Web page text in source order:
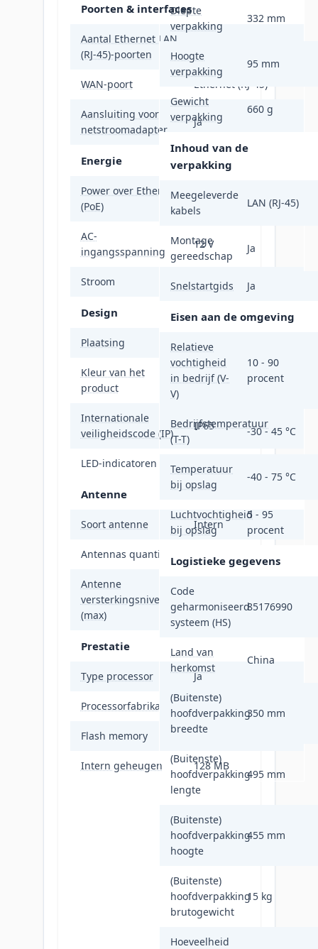
Poorten & interfaces
Aantal Ethernet LAN
(RJ-45)-poorten
WAN-poort Ethernet (RJ-45)
Aansluiting voor
netstroomadapter
Ja
Energie
Power over Ethernet
(PoE)
Ja
AC-
ingangsspanning
12 V
Stroom 1.5 A
Design
Plaatsing Paal
Kleur van het
product
Wit
Internationale
veiligheidscode (IP)
IP65
LED-indicatoren LAN, Systeem, WAN
Antenne
Soort antenne Intern
Antennas quantity
Antenne
versterkingsniveau
(max)
14 dBi
Prestatie
Type processor Ja
Processorfabrikant Qualcomm
Flash memory 16 MB
Intern geheugen 128 MB
Diepte
verpakking
332 mm
Hoogte
verpakking
95 mm
Gewicht
verpakking
660 g
Inhoud van de
verpakking
Meegeleverde
kabels
LAN (RJ-45)
Montage
gereedschap
Ja
Snelstartgids Ja
Eisen aan de omgeving
Relatieve
vochtigheid
in bedrijf (V-
V)
10 - 90
procent
Bedrijfstemperatuur
(T-T)
-30 - 45 °C
Temperatuur
bij opslag
-40 - 75 °C
Luchtvochtigheid
bij opslag
5 - 95
procent
Logistieke gegevens
Code
geharmoniseerd
systeem (HS)
85176990
Land van
herkomst
China
(Buitenste)
hoofdverpakking
breedte
350 mm
(Buitenste)
hoofdverpakking
lengte
495 mm
(Buitenste)
hoofdverpakking
hoogte
455 mm
(Buitenste)
hoofdverpakking
brutogewicht
15 kg
Hoeveelheid